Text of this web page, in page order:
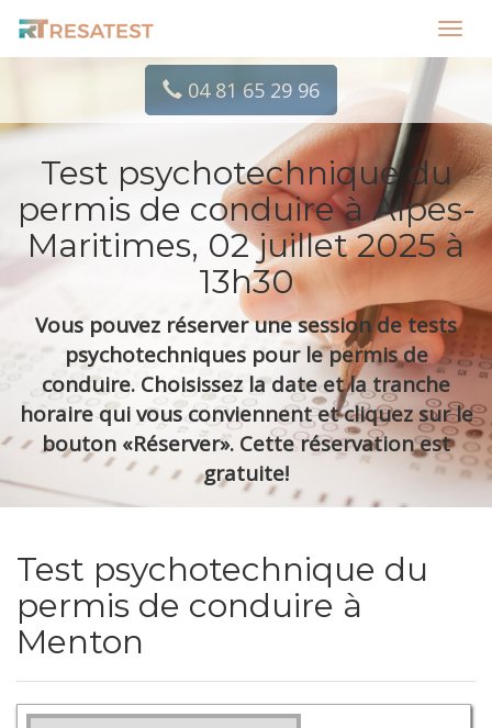
04 81 65 29 96
Test psychotechnique du
permis de conduire à Alpes-
Maritimes, 02 juillet 2025 à
13h30
Vous pouvez réserver une session de tests
psychotechniques pour le permis de
conduire. Choisissez la date et la tranche
horaire qui vous conviennent et cliquez sur le
bouton «Réserver». Cette réservation est
gratuite!
Test psychotechnique du
permis de conduire à
Menton